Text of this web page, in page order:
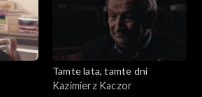
Tamte lata, tamte dni
Kazimierz Kaczor